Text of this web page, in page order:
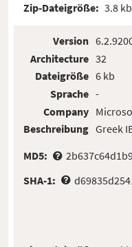
Zip-Dateigröße: 3.8 kb
Version
Architecture
Dateigröße
Sprache
Company
Beschreibung
32
6 kb
-
Greek
MD5:
SHA-1: